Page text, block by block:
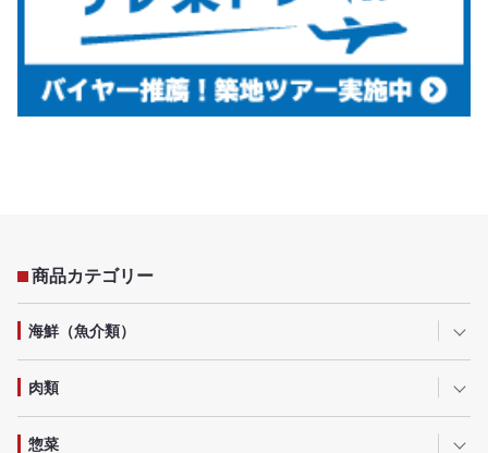
商品カテゴリー
海鮮（魚介類）
肉類
惣菜